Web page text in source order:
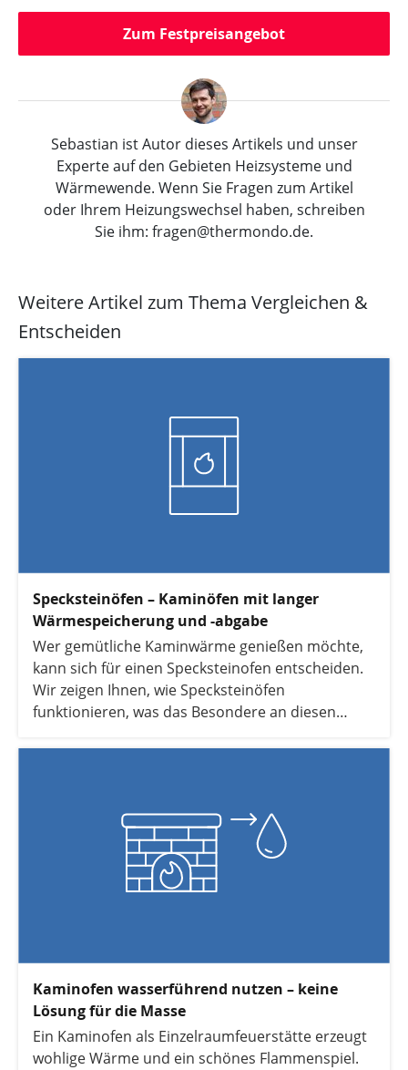
Zum Festpreisangebot
Sebastian ist Autor dieses Artikels und unser
Experte auf den Gebieten Heizsysteme und
Wärmewende. Wenn Sie Fragen zum Artikel
oder Ihrem Heizungswechsel haben, schreiben
Sie ihm: fragen@thermondo.de.
Weitere Artikel zum Thema Vergleichen &
Entscheiden
Specksteinöfen – Kaminöfen mit langer
Wärmespeicherung und -abgabe
Wer gemütliche Kaminwärme genießen möchte,
kann sich für einen Specksteinofen entscheiden.
Wir zeigen Ihnen, wie Specksteinöfen
funktionieren, was das Besondere an diesen
Kaminofen wasserführend nutzen – keine
Lösung für die Masse
Ein Kaminofen als Einzelraumfeuerstätte erzeugt
wohlige Wärme und ein schönes Flammenspiel.